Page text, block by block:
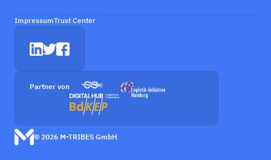
© 2026 M-TRIBES GmbH
ImpressumTrust Center
Partner von